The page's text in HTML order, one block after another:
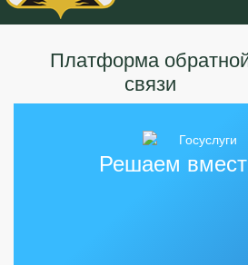
Платформа
связи
Решаем